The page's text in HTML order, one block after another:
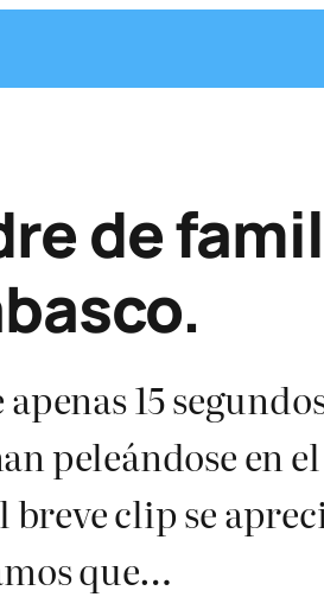
de
15
peleándose en
clip se
que…